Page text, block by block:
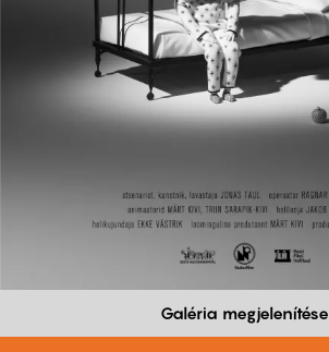
Galéria megjelenítése